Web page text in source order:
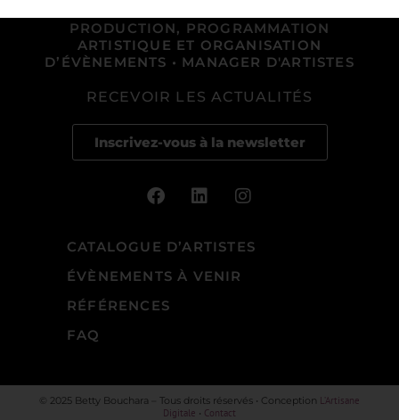
PRODUCTION, PROGRAMMATION
ARTISTIQUE ET ORGANISATION
D’ÉVÈNEMENTS • MANAGER D'ARTISTES
RECEVOIR LES ACTUALITÉS
Inscrivez-vous à la newsletter
CATALOGUE D’ARTISTES
ÉVÈNEMENTS À VENIR
RÉFÉRENCES
FAQ
© 2025 Betty Bouchara – Tous droits réservés • Conception L’Artisane
Digitale • Contact